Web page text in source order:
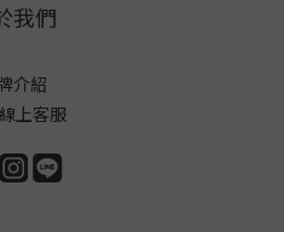
我們
介紹
上客服